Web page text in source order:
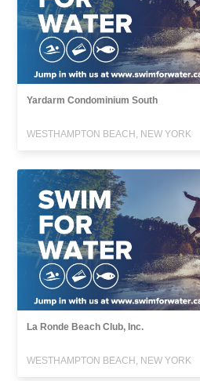
Yardarm Condominium South
WESTHAMPTON BEACH, NEW YORK
La Ronde Beach Club, Inc.
WESTHAMPTON BEACH, NEW YORK